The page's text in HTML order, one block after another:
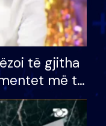
të gjitha
më të
VIP: Do më
kur…